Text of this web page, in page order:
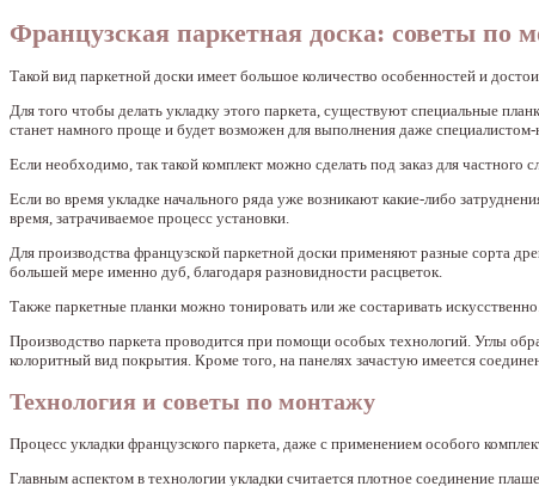
Французская паркетная доска: советы по
Такой вид паркетной доски имеет большое количество особенностей и
Для того чтобы делать укладку этого паркета, существуют специальные
станет намного проще и будет возможен для выполнения даже специалистом-
Если необходимо, так такой комплект можно сделать под заказ для частного
Если во время укладке начального ряда уже возникают какие-либо
время, затрачиваемое процесс установки.
Для производства французской паркетной доски применяют разные сорта
большей мере именно дуб, благодаря разновидности расцветок.
Также паркетные планки можно тонировать или же состаривать
Производство паркета проводится при помощи особых технологий. Углы
колоритный вид покрытия. Кроме того, на панелях зачастую имеется
Технология и советы по монтажу
Процесс укладки французского паркета, даже с применением особого
Главным аспектом в технологии укладки считается плотное соединение